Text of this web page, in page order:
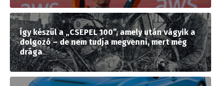
Így készül a „CSEPEL 100”, amely után vágyik a
dolgozó – de nem tudja megvenni, mert még
drága